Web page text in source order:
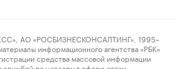
АО «РОСБИЗНЕСКОНСАЛТИНГ», 1995–
информационного агентства «РБК»
средства массовой информации